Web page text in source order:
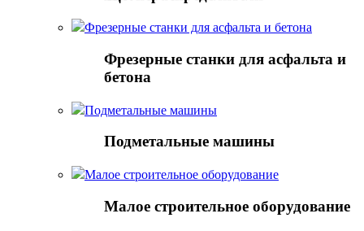
Фрезерные станки для асфальта и бетона
Фрезерные станки для асфальта и
бетона
Подметальные машины
Подметальные машины
Малое строительное оборудование
Малое строительное оборудование